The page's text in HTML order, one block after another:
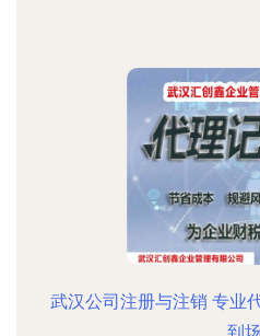
武汉公司注册与注销 专业